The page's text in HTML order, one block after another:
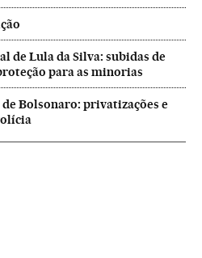
de Lula da Silva: subidas de
para as minorias
Bolsonaro: privatizações e